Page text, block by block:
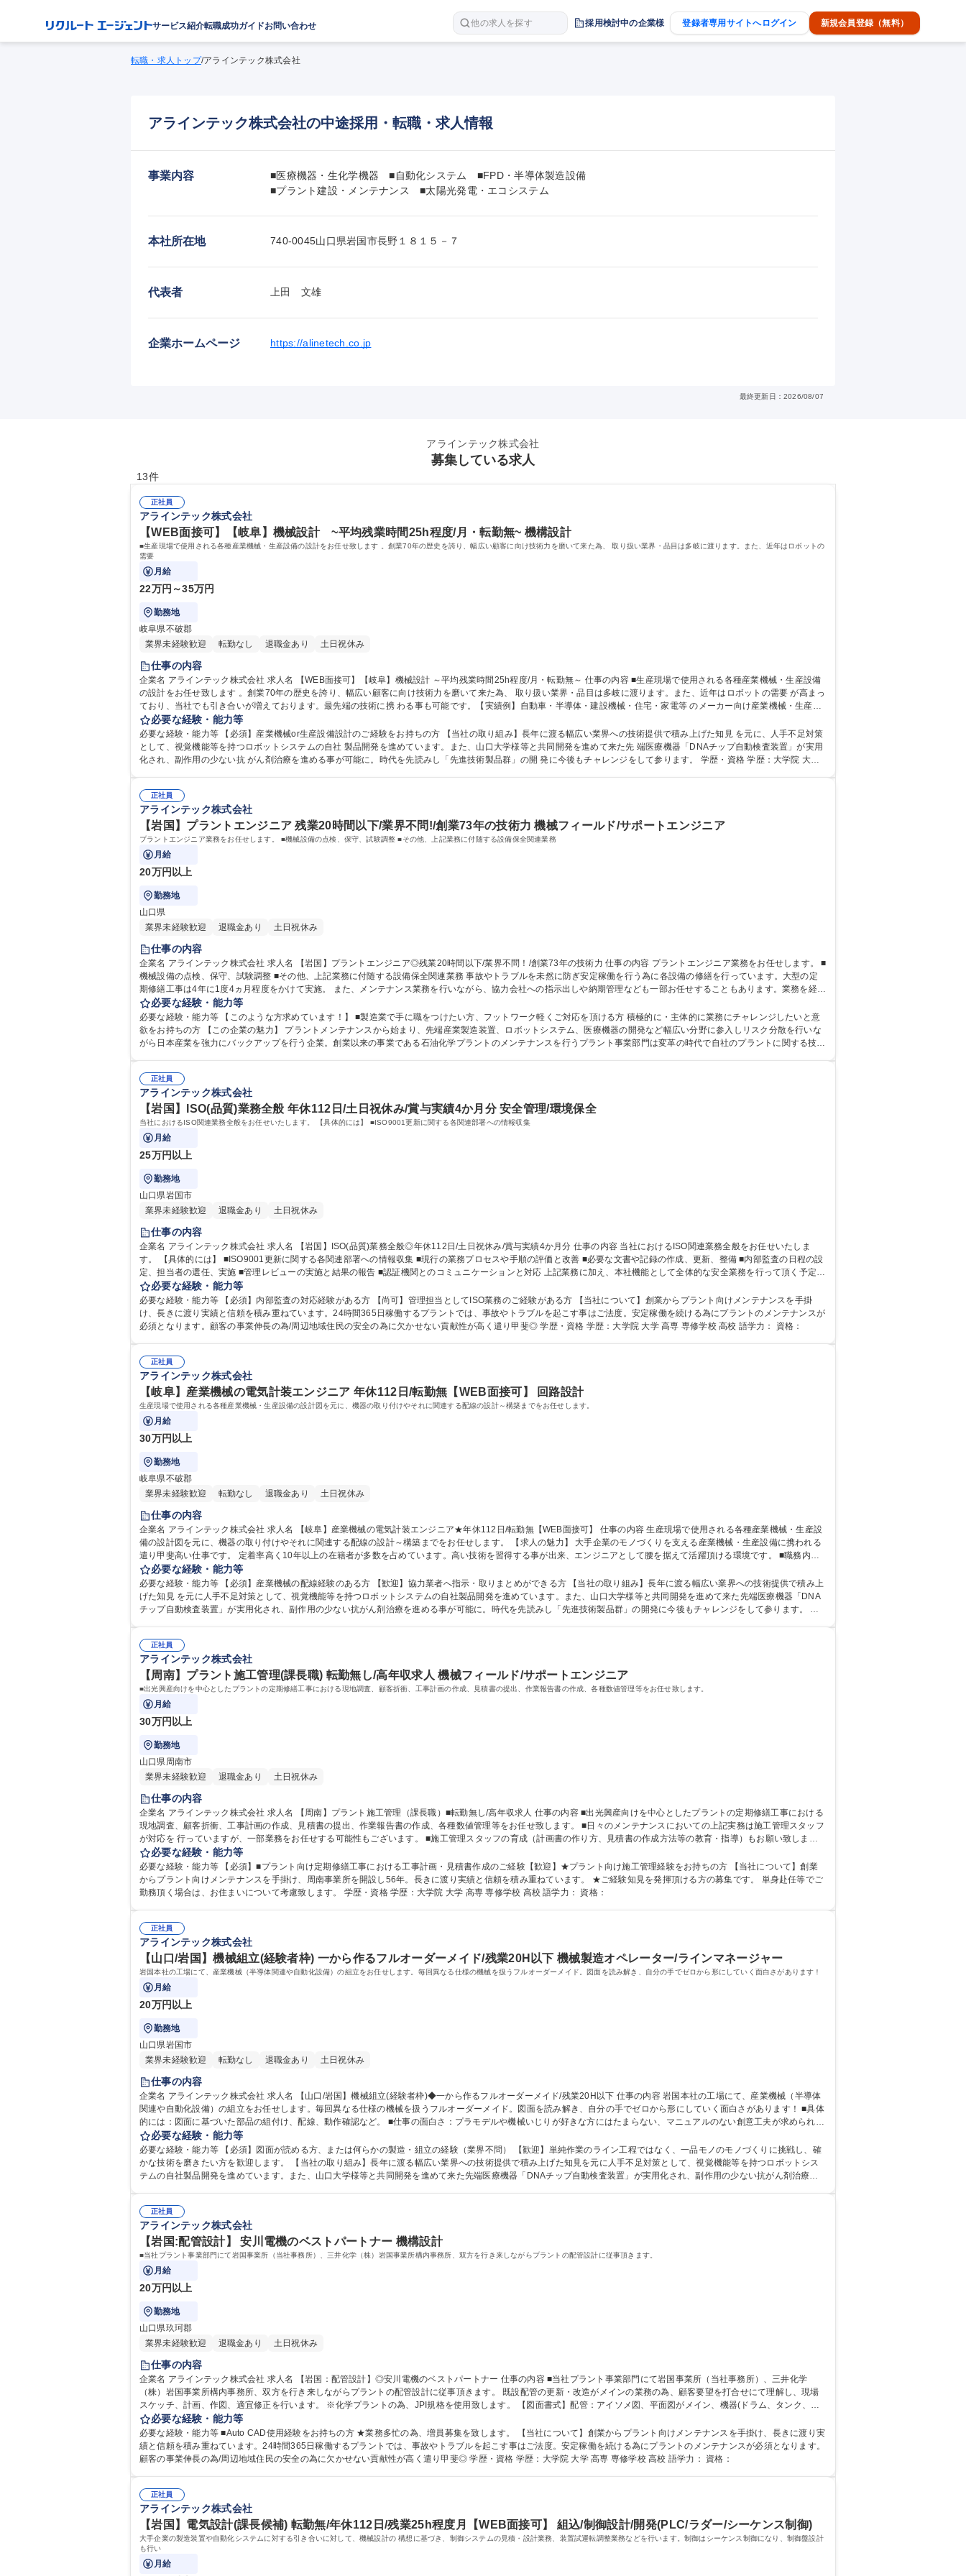
サービス紹介転職成功ガイドお問い合わせ 他の求人を探す 採用検討中の企業様 登録者専用サイトへログイン 新規会員登録（無料）
転職・求人トップ/アラインテック株式会社
アラインテック株式会社の中途採用・転職・求人情報
事業内容
■医療機器・生化学機器　■自動化システム　■FPD・半導体製造設備
■プラント建設・メンテナンス　■太陽光発電・エコシステム
本社所在地 740-0045山口県岩国市長野１８１５－７
代表者 上田　文雄
企業ホームページ https://alinetech.co.jp
最終更新日：2026/08/07
アラインテック株式会社
募集している求人
13件
正社員
アラインテック株式会社
【WEB面接可】【岐阜】機械設計 ~平均残業時間25h程度/月・転勤無~ 機構設計
■生産現場で使用される各種産業機械・生産設備の設計をお任せ致します 。創業70年の歴史を誇り、幅広い顧客に向け技術力を磨いて来た為、 取り扱い業界・品目は多岐に渡ります。また、近年はロボットの
需要
月給
22万円～35万円
勤務地
岐阜県不破郡
業界未経験歓迎
転勤なし 退職金あり 土日祝休み
仕事の内容
企業名 アラインテック株式会社 求人名 【WEB面接可】【岐阜】機械設計 ～平均残業時間25h程度/月・転勤無～ 仕事の内容 ■生産現場で使用される各種産業機械・生産設備
の設計をお任せ致します 。創業70年の歴史を誇り、幅広い顧客に向け技術力を磨いて来た為、 取り扱い業界・品目は多岐に渡ります。また、近年はロボットの需要 が高まっ
ており、当社でも引き合いが増えております。最先端の技術に携 わる事も可能です。【実績例】自動車・半導体・建設機械・住宅・家電等 のメーカー向け産業機械・生産設
備の設計・開発。共同開発製品「ＤＮＡ チップ自動検査装置」を始め、医療・バイオ関連機器の開発・製造。搬送 装置、ハンドリング設備、ピッキング等のロボットシステ
ムの開発等。 ※営業担当と同行での顧客訪問・仕様打合せがございます。 募集職種 【WEB面接可】【岐阜】機械設計 ～平均残業時間25h程度/月・転勤無～
必要な経験・能力等
必要な経験・能力等 【必須】産業機械or生産設備設計のご経験をお持ちの方 【当社の取り組み】長年に渡る幅広い業界への技術提供で積み上げた知見 を元に、人手不足対策
として、視覚機能等を持つロボットシステムの自社 製品開発を進めています。また、山口大学様等と共同開発を進めて来た先 端医療機器「DNAチップ自動検査装置」が実用
化され、副作用の少ない抗 がん剤治療を進める事が可能に。時代を先読みし「先進技術製品群」の開 発に今後もチャレンジをして参ります。 学歴・資格 学歴：大学院 大学
正社員
アラインテック株式会社
【岩国】プラントエンジニア 残業20時間以下/業界不問!/創業73年の技術力 機械フィールド/サポートエンジニア
プラントエンジニア業務をお任せします。 ■機械設備の点検、保守、試験調整 ■その他、上記業務に付随する設備保全関連業務
月給
20万円以上
勤務地
山口県
業界未経験歓迎
退職金あり 土日祝休み
仕事の内容
企業名 アラインテック株式会社 求人名 【岩国】プラントエンジニア◎残業20時間以下/業界不問！/創業73年の技術力 仕事の内容 プラントエンジニア業務をお任せします。 ■
機械設備の点検、保守、試験調整 ■その他、上記業務に付随する設備保全関連業務 事故やトラブルを未然に防ぎ安定稼働を行う為に各設備の修繕を行っています。大型の定
期修繕工事は4年に1度4ヵ月程度をかけて実施。 また、メンテナンス業務を行いながら、協力会社への指示出しや納期管理なども一部お任せすることもあります。業務を経験
し、知識と技術を身に着けていただき、将来的には現場管理・監督にステップアップしていだかいます。 ■職務内容の変更範囲：当社の定める業務の範囲内 募集職種 【岩
国】プラントエンジニア◎残業20時間以下/業界不問！/創業73年の技術力
必要な経験・能力等
必要な経験・能力等 【このような方求めています！】 ■製造業で手に職をつけたい方、フットワーク軽くご対応を頂ける方 積極的に・主体的に業務にチャレンジしたいと意
欲をお持ちの方 【この企業の魅力】 プラントメンテナンスから始まり、先端産業製造装置、ロボットシステム、医療機器の開発など幅広い分野に参入しリスク分散を行いな
がら日本産業を強力にバックアップを行う企業。創業以来の事業である石油化学プラントのメンテナンスを行うプラント事業部門は変革の時代で自社のプラントに関する技術
正社員
アラインテック株式会社
【岩国】ISO(品質)業務全般 年休112日/土日祝休み/賞与実績4か月分 安全管理/環境保全
当社におけるISO関連業務全般をお任せいたします。 【具体的には】 ■ISO9001更新に関する各関連部署への情報収集
月給
25万円以上
勤務地
山口県岩国市
業界未経験歓迎
退職金あり 土日祝休み
仕事の内容
企業名 アラインテック株式会社 求人名 【岩国】ISO(品質)業務全般◎年休112日/土日祝休み/賞与実績4か月分 仕事の内容 当社におけるISO関連業務全般をお任せいたしま
す。 【具体的には】 ■ISO9001更新に関する各関連部署への情報収集 ■現行の業務プロセスや手順の評価と改善 ■必要な文書や記録の作成、更新、整備 ■内部監査の日程の設
定、担当者の選任、実施 ■管理レビューの実施と結果の報告 ■認証機関とのコミュニケーションと対応 上記業務に加え、本社機能として全体的な安全業務を行って頂く予定で
す。 募集職種 【岩国】ISO(品質)業務全般◎年休112日/土日祝休み/賞与実績4か月分
必要な経験・能力等
必要な経験・能力等 【必須】内部監査の対応経験がある方 【尚可】管理担当としてISO業務のご経験がある方 【当社について】創業からプラント向けメンテナンスを手掛
け、長きに渡り実績と信頼を積み重ねています。24時間365日稼働するプラントでは、事故やトラブルを起こす事はご法度。安定稼働を続ける為にプラントのメンテナンスが
必須となります。顧客の事業伸長の為/周辺地域住民の安全の為に欠かせない貢献性が高く遣り甲斐◎ 学歴・資格 学歴：大学院 大学 高専 専修学校 高校 語学力： 資格：
正社員
アラインテック株式会社
【岐阜】産業機械の電気計装エンジニア 年休112日/転勤無【WEB面接可】 回路設計
生産現場で使用される各種産業機械・生産設備の設計図を元に、機器の取り付けやそれに関連する配線の設計～構築までをお任せします。
月給
30万円以上
勤務地
岐阜県不破郡
業界未経験歓迎
転勤なし 退職金あり 土日祝休み
仕事の内容
企業名 アラインテック株式会社 求人名 【岐阜】産業機械の電気計装エンジニア★年休112日/転勤無【WEB面接可】 仕事の内容 生産現場で使用される各種産業機械・生産設
備の設計図を元に、機器の取り付けやそれに関連する配線の設計～構築までをお任せします。 【求人の魅力】 大手企業のモノづくりを支える産業機械・生産設備に携われる
遣り甲斐高い仕事です。 定着率高く10年以上の在籍者が多数を占めています。高い技術を習得する事が出来、エンジニアとして腰を据えて活躍頂ける環境です。 ■職務内容
必要な経験・能力等
必要な経験・能力等 【必須】産業機械の配線経験のある方 【歓迎】協力業者へ指示・取りまとめができる方 【当社の取り組み】長年に渡る幅広い業界への技術提供で積み上
げた知見 を元に人手不足対策として、視覚機能等を持つロボットシステムの自社製品開発を進めています。また、山口大学様等と共同開発を進めて来た先端医療機器「DNA
チップ自動検査装置」が実用化され、副作用の少ない抗がん剤治療を進める事が可能に。時代を先読みし「先進技術製品群」の開発に今後もチャレンジをして参ります。 学
正社員
アラインテック株式会社
【周南】プラント施工管理(課長職) 転勤無し/高年収求人 機械フィールド/サポートエンジニア
■出光興産向けを中心としたプラントの定期修繕工事における現地調査、顧客折衝、工事計画の作成、見積書の提出、作業報告書の作成、各種数値管理等をお任せ致します。
月給
30万円以上
勤務地
山口県周南市
業界未経験歓迎
退職金あり 土日祝休み
仕事の内容
企業名 アラインテック株式会社 求人名 【周南】プラント施工管理（課長職）■転勤無し/高年収求人 仕事の内容 ■出光興産向けを中心としたプラントの定期修繕工事における
現地調査、顧客折衝、工事計画の作成、見積書の提出、作業報告書の作成、各種数値管理等をお任せ致します。 ■日々のメンテナンスにおいての上記実務は施工管理スタッフ
が対応を 行っていますが、一部業務をお任せする可能性もございます。 ■施工管理スタッフの育成（計画書の作り方、見積書の作成方法等の教育・指導）もお願い致しま
す。 ※課長職以上での採用を検討しております。これまでのご経験知見を当社にてぜひ発揮下さい。 ■職務内容の変更範囲：当社の定める業務の範囲内 募集職種 【周南】プ
ラント施工管理（課長職）■転勤無し/高年収求人
必要な経験・能力等
必要な経験・能力等 【必須】■プラント向け定期修繕工事における工事計画・見積書作成のご経験【歓迎】★プラント向け施工管理経験をお持ちの方 【当社について】創業
からプラント向けメンテナンスを手掛け、周南事業所を開設し56年。長きに渡り実績と信頼を積み重ねています。 ★ご経験知見を発揮頂ける方の募集です。 単身赴任等でご
勤務頂く場合は、お住まいについて考慮致します。 学歴・資格 学歴：大学院 大学 高専 専修学校 高校 語学力： 資格：
正社員
アラインテック株式会社
【山口/岩国】機械組立(経験者枠) 一から作るフルオーダーメイド/残業20H以下 機械製造オペレーター/ラインマネージャー
岩国本社の工場にて、産業機械（半導体関連や自動化設備）の組立をお任せします。毎回異なる仕様の機械を扱うフルオーダーメイド。図面を読み解き、自分の手でゼロから形にしていく面白さがあります！
月給
20万円以上
勤務地
山口県岩国市
業界未経験歓迎
転勤なし 退職金あり 土日祝休み
仕事の内容
企業名 アラインテック株式会社 求人名 【山口/岩国】機械組立(経験者枠)◆一から作るフルオーダーメイド/残業20H以下 仕事の内容 岩国本社の工場にて、産業機械（半導体
関連や自動化設備）の組立をお任せします。毎回異なる仕様の機械を扱うフルオーダーメイド。図面を読み解き、自分の手でゼロから形にしていく面白さがあります！ ■具体
的には：図面に基づいた部品の組付け、配線、動作確認など。 ■仕事の面白さ：プラモデルや機械いじりが好きな方にはたまらない、マニュアルのない創意工夫が求められる
仕事です。 ■キャリアパス：まずは組立の基礎から学び、ゆくゆくは高難度の調整工程や、設計へのフィードバックができる技術者へと育成。自動車業界など、異業種からの
転職者も多数活躍している職場です。 募集職種 【山口/岩国】機械組立(経験者枠)◆一から作るフルオーダーメイド/残業20H以下
必要な経験・能力等
必要な経験・能力等 【必須】図面が読める方、または何らかの製造・組立の経験（業界不問） 【歓迎】単純作業のライン工程ではなく、一品モノのモノづくりに挑戦し、確
かな技術を磨きたい方を歓迎します。 【当社の取り組み】長年に渡る幅広い業界への技術提供で積み上げた知見を元に人手不足対策として、視覚機能等を持つロボットシス
テムの自社製品開発を進めています。また、山口大学様等と共同開発を進めて来た先端医療機器「DNAチップ自動検査装置」が実用化され、副作用の少ない抗がん剤治療を
正社員
アラインテック株式会社
【岩国:配管設計】 安川電機のベストパートナー 機構設計
■当社プラント事業部門にて岩国事業所（当社事務所）、三井化学（株）岩国事業所構内事務所、双方を行き来しながらプラントの配管設計に従事頂きます。
月給
20万円以上
勤務地
山口県玖珂郡
業界未経験歓迎
退職金あり 土日祝休み
仕事の内容
企業名 アラインテック株式会社 求人名 【岩国：配管設計】◎安川電機のベストパートナー 仕事の内容 ■当社プラント事業部門にて岩国事業所（当社事務所）、三井化学
（株）岩国事業所構内事務所、双方を行き来しながらプラントの配管設計に従事頂きます。 既設配管の更新・改造がメインの業務の為、顧客要望を打合せにて理解し、現場
スケッチ、計画、作図、適宜修正を行います。 ※化学プラントの為、JPI規格を使用致します。 【図面書式】配管：アイソメ図、平面図がメイン、機器(ドラム、タンク、ポ
ンプ)補修図、ローディングデーター、関連した製缶品の図面作成(サポート、架台、治具等) ■職務内容の変更範囲：当社の定める業務の範囲内 募集職種 【岩国：配管設計】
◎安川電機のベストパートナー
必要な経験・能力等
必要な経験・能力等 ■Auto CAD使用経験をお持ちの方 ★業務多忙の為、増員募集を致します。 【当社について】創業からプラント向けメンテナンスを手掛け、長きに渡り実
績と信頼を積み重ねています。24時間365日稼働するプラントでは、事故やトラブルを起こす事はご法度。安定稼働を続ける為にプラントのメンテナンスが必須となります。
顧客の事業伸長の為/周辺地域住民の安全の為に欠かせない貢献性が高く遣り甲斐◎ 学歴・資格 学歴：大学院 大学 高専 専修学校 高校 語学力： 資格：
正社員
アラインテック株式会社
【岩国】電気設計(課長候補) 転勤無/年休112日/残業25h程度月【WEB面接可】 組込/制御設計/開発(PLC/ラダー/シーケンス制御)
大手企業の製造装置や自動化システムに対する引き合いに対して、機械設計の 構想に基づき、制御システムの見積・設計業務、装置試運転調整業務などを行います。制御はシーケンス制御になり、制御盤設計
も行い
月給